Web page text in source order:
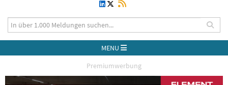
MENU
Premiumwerbung